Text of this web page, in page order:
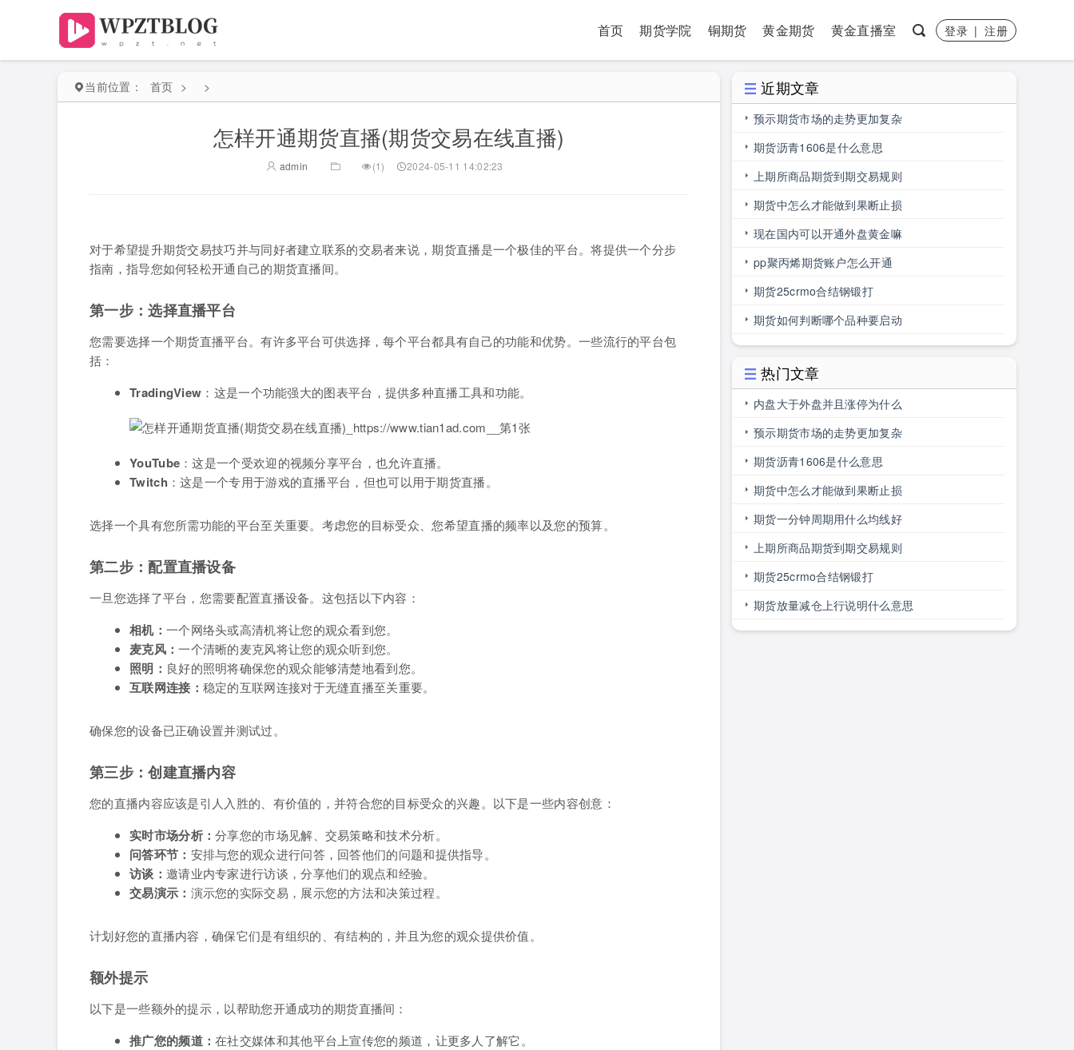
首页 期货学院 铜期货 黄金期货 黄金直播室 登录|注册
当前位置： 首页 > >
怎样开通期货直播(期货交易在线直播)
admin (1) 2024-05-11 14:02:23
对于希望提升期货交易技巧并与同好者建立联系的交易者来说，期货直播是一个极佳的平台。将提供一个分步
指南，指导您如何轻松开通自己的期货直播间。
第一步：选择直播平台
您需要选择一个期货直播平台。有许多平台可供选择，每个平台都具有自己的功能和优势。一些流行的平台包
括：
TradingView ：这是一个功能强大的图表平台，提供多种直播工具和功能。
YouTube ：这是一个受欢迎的视频分享平台，也允许直播。
Twitch ：这是一个专用于游戏的直播平台，但也可以用于期货直播。
选择一个具有您所需功能的平台至关重要。考虑您的目标受众、您希望直播的频率以及您的预算。
第二步：配置直播设备
一旦您选择了平台，您需要配置直播设备。这包括以下内容：
相机： 一个网络头或高清机将让您的观众看到您。
麦克风：一个清晰的麦克风将让您的观众听到您。
照明： 良好的照明将确保您的观众能够清楚地看到您。
互联网连接： 稳定的互联网连接对于无缝直播至关重要。
确保您的设备已正确设置并测试过。
第三步：创建直播内容
您的直播内容应该是引人入胜的、有价值的，并符合您的目标受众的兴趣。以下是一些内容创意：
实时市场分析：分享您的市场见解、交易策略和技术分析。
问答环节： 安排与您的观众进行问答，回答他们的问题和提供指导。
访谈： 邀请业内专家进行访谈，分享他们的观点和经验。
交易演示： 演示您的实际交易，展示您的方法和决策过程。
计划好您的直播内容，确保它们是有组织的、有结构的，并且为您的观众提供价值。
额外提示
以下是一些额外的提示，以帮助您开通成功的期货直播间：
推广您的频道：在社交媒体和其他平台上宣传您的频道，让更多人了解它。
近期文章
预示期货市场的走势更加复杂
期货沥青1606是什么意思
上期所商品期货到期交易规则
期货中怎么才能做到果断止损
现在国内可以开通外盘黄金嘛
pp聚丙烯期货账户怎么开通
期货25crmo合结钢锻打
期货如何判断哪个品种要启动
热门文章
内盘大于外盘并且涨停为什么
预示期货市场的走势更加复杂
期货沥青1606是什么意思
期货中怎么才能做到果断止损
期货一分钟周期用什么均线好
上期所商品期货到期交易规则
期货25crmo合结钢锻打
期货放量减仓上行说明什么意思